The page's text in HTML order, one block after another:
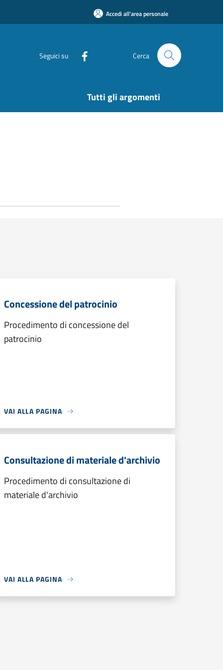
Accedi all'area personale
Seguici su Cerca
Tutti gli argomenti
Concessione del patrocinio
Procedimento di concessione del
patrocinio
VAI ALLA PAGINA
Consultazione di materiale d'archivio
Procedimento di consultazione di
materiale d'archivio
VAI ALLA PAGINA